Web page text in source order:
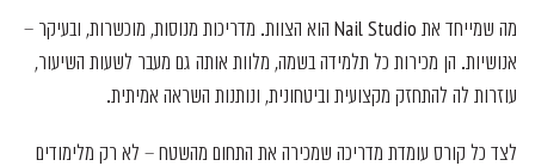
מה שמייחד את Nail Studio הוא הצוות. מדריכות מנוסות, מוכשרות, ובעיקר –
אנושיות. הן מכירות כל תלמידה בשמה, מלוות אותה גם מעבר לשעות השיעור,
עוזרות לה להתחזק מקצועית וביטחונית, ונותנות השראה אמיתית.
לצד כל קורס עומדת מדריכה שמכירה את התחום מהשטח – לא רק מלימודים